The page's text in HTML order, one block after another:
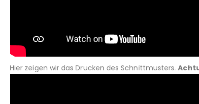
Hier zeigen wir das Drucken des Schnittmusters.